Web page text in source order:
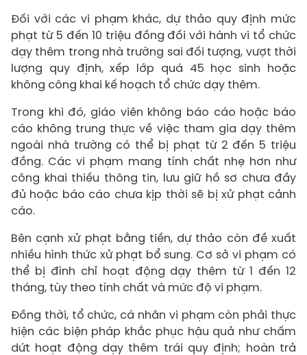
Đối với các vi phạm khác, dự thảo quy định mức
phạt từ 5 đến 10 triệu đồng đối với hành vi tổ chức
dạy thêm trong nhà trường sai đối tượng, vượt thời
lượng quy định, xếp lớp quá 45 học sinh hoặc
không công khai kế hoạch tổ chức dạy thêm.
Trong khi đó, giáo viên không báo cáo hoặc báo
cáo không trung thực về việc tham gia dạy thêm
ngoài nhà trường có thể bị phạt từ 2 đến 5 triệu
đồng. Các vi phạm mang tính chất nhẹ hơn như
công khai thiếu thông tin, lưu giữ hồ sơ chưa đầy
đủ hoặc báo cáo chưa kịp thời sẽ bị xử phạt cảnh
cáo.
Bên cạnh xử phạt bằng tiền, dự thảo còn đề xuất
nhiều hình thức xử phạt bổ sung. Cơ sở vi phạm có
thể bị đình chỉ hoạt động dạy thêm từ 1 đến 12
tháng, tùy theo tính chất và mức độ vi phạm.
Đồng thời, tổ chức, cá nhân vi phạm còn phải thực
hiện các biện pháp khắc phục hậu quả như chấm
dứt hoạt động dạy thêm trái quy định; hoàn trả